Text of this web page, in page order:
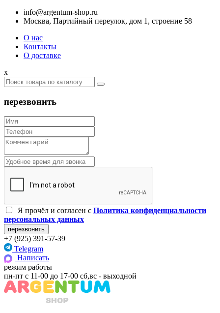
info@argentum-shop.ru
Москва, Партийный переулок, дом 1, строение 58
О нас
Контакты
О доставке
x
перезвонить
Я прочёл и согласен c Политика конфиденциальности
персональных данных
+7 (925) 391-57-39
Telegram
Написать
режим работы
пн-пт с 11-00 до 17-00 сб,вс - выходной